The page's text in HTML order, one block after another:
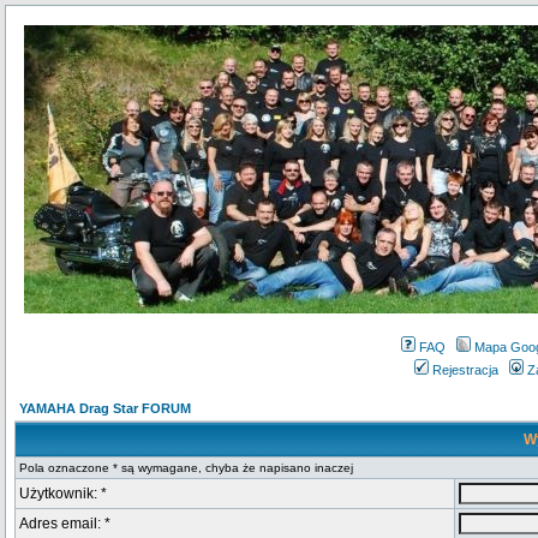
FAQ
Mapa
Rejestracja
YAMAHA Drag Star FORUM
Pola oznaczone * są wymagane, chyba że napisano inaczej
Użytkownik: *
Adres email: *